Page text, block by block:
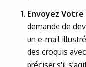
Envoyez Votre
demande de
un e-mail
des croquis
préciser s'il